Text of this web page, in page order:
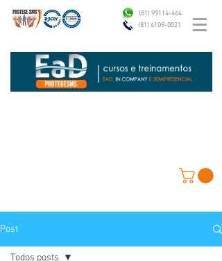
(81) 4109-0021
(81) 99114-4646
Post
Todos posts